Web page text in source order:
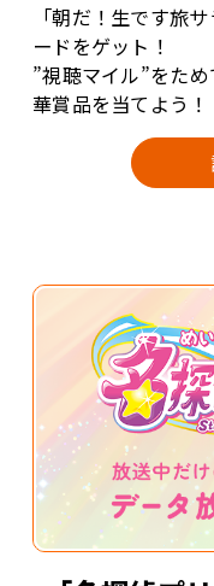
「朝だ！生です旅
ードをゲット！
”視聴マイル”をた
華賞品を当てよう！